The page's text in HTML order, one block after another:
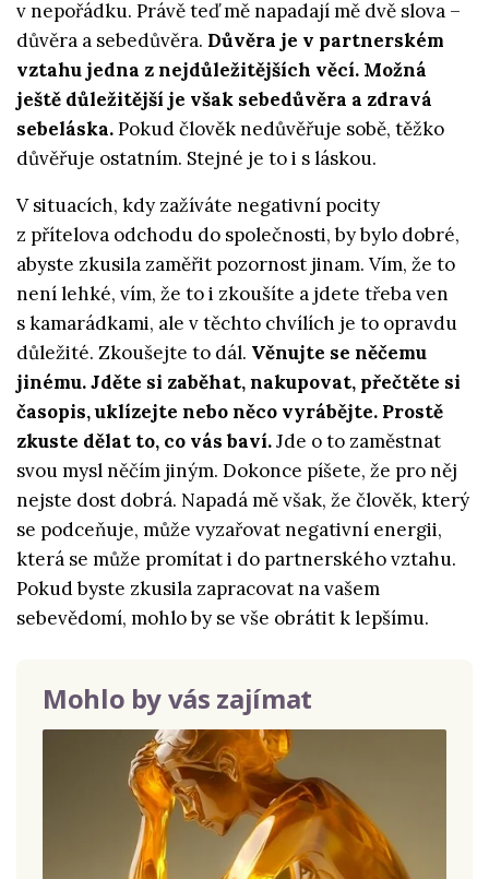
v nepořádku. Právě teď mě napadají mě dvě slova –
důvěra a sebedůvěra. Důvěra je v partnerském
vztahu jedna z nejdůležitějších věcí. Možná
ještě důležitější je však sebedůvěra a zdravá
sebeláska.Pokud člověk nedůvěřuje sobě, těžko
důvěřuje ostatním. Stejné je to i s láskou.
V situacích, kdy zažíváte negativní pocity
z přítelova odchodu do společnosti, by bylo dobré,
abyste zkusila zaměřit pozornost jinam. Vím, že to
není lehké, vím, že to i zkoušíte a jdete třeba ven
s kamarádkami, ale v těchto chvílích je to opravdu
důležité. Zkoušejte to dál. Věnujte se něčemu
jinému. Jděte si zaběhat, nakupovat, přečtěte si
časopis, uklízejte nebo něco vyrábějte. Prostě
zkuste dělat to, co vás baví.Jde o to zaměstnat
svou mysl něčím jiným. Dokonce píšete, že pro něj
nejste dost dobrá. Napadá mě však, že člověk, který
se podceňuje, může vyzařovat negativní energii,
která se může promítat i do partnerského vztahu.
Pokud byste zkusila zapracovat na vašem
sebevědomí, mohlo by se vše obrátit k lepšímu.
Mohlo by vás zajímat